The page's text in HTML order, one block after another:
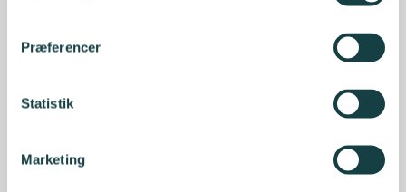
Præferencer
Statistik
Marketing